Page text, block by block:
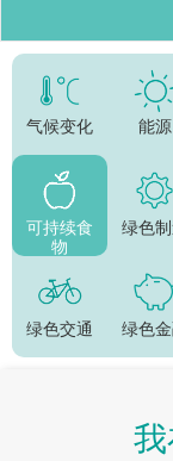
气候变化 能源
可持续食
物
绿色
绿色交通 绿色